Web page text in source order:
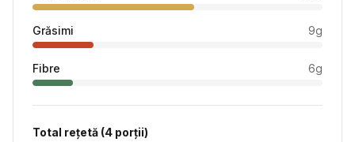
Grăsimi 9g
Fibre 6g
Total rețetă (4 porții)